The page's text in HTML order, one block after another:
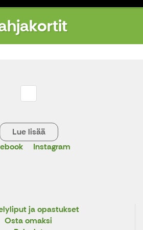
Lue lisää
Instagram
ja opastukset
Osta omaksi